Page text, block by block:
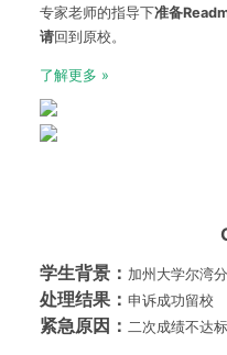
专家老师的指导下准备
请回到原校。
了解更多 »
学生背景： 加州大学尔湾
处理结果： 申诉成功留校
紧急原因： 二次成绩不达